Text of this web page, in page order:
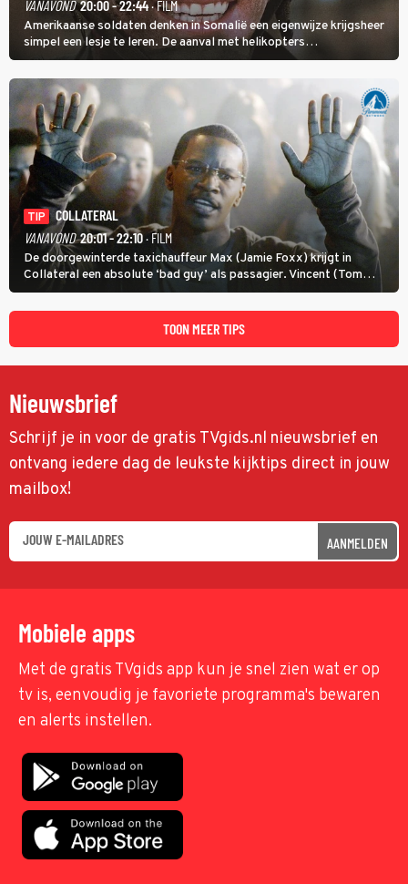
VANAVOND 20:00 - 22:44· FILM
Amerikaanse soldaten denken in Somalië een eigenwijze krijgsheer
simpel een lesje te leren. De aanval met helikopters
verloopt in Black Hawk down dramatisch.
TIP
COLLATERAL
VANAVOND 20:01 - 22:10· FILM
De doorgewinterde taxichauffeur Max (Jamie Foxx) krijgt in
Collateral een absolute ‘bad guy’ als passagier. Vincent (Tom
Cruise) heeft hem nodig om hem de stad door te loodsen om een
wel heel lugubere reden.
TOON MEER TIPS
Nieuwsbrief
Schrijf je in voor de gratis TVgids.nl nieuwsbrief en
ontvang iedere dag de leukste kijktips direct in jouw
mailbox!
AANMELDEN
Mobiele apps
Met de gratis TVgids app kun je snel zien wat er op
tv is, eenvoudig je favoriete programma's bewaren
en alerts instellen.